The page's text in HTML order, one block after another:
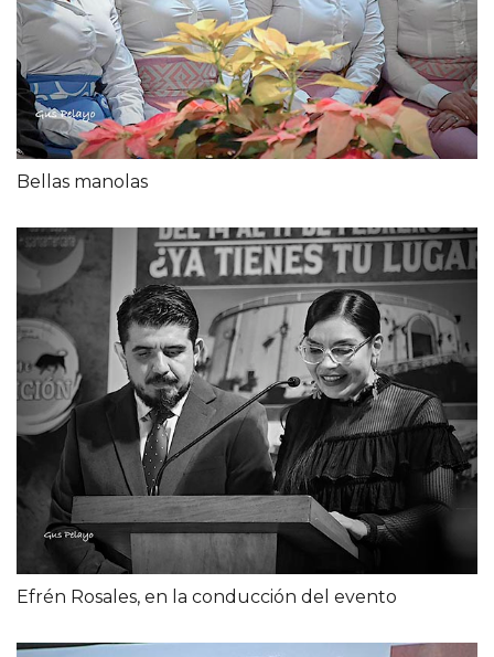
Bellas manolas
Efrén Rosales, en la conducción del evento